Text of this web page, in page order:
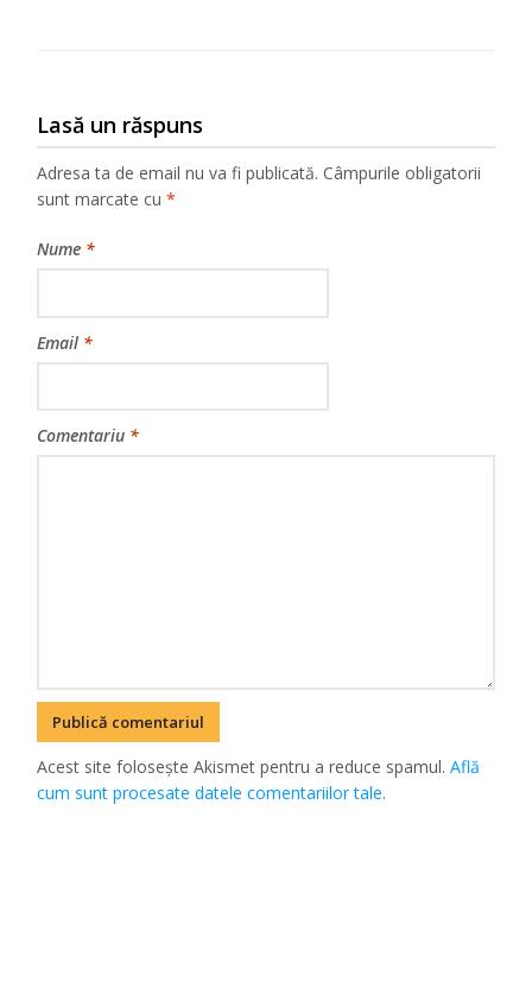
Lasă un răspuns
Adresa ta de email nu va fi publicată. Câmpurile obligatorii
sunt marcate cu*
Nume *
Email *
Comentariu *
Acest site folosește Akismet pentru a reduce spamul.Află
cum sunt procesate datele comentariilor tale.